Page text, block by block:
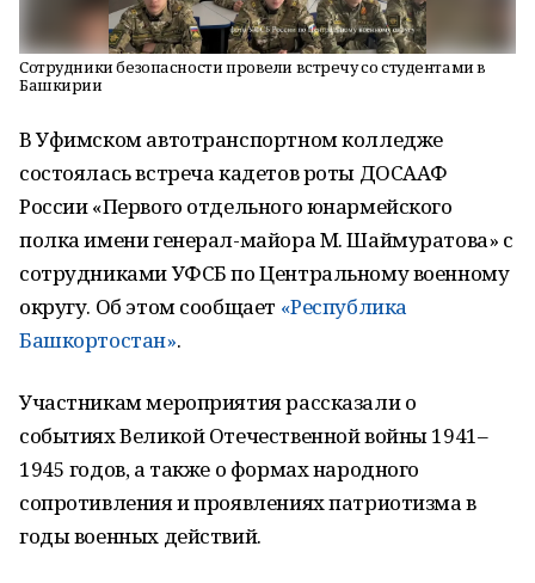
Сотрудники безопасности провели встречу со студентами в
Башкирии
В Уфимском автотранспортном колледже
состоялась встреча кадетов роты ДОСААФ
России «Первого отдельного юнармейского
полка имени генерал-майора М. Шаймуратова» с
сотрудниками УФСБ по Центральному военному
округу. Об этом сообщает «Республика
Башкортостан».
Участникам мероприятия рассказали о
событиях Великой Отечественной войны 1941–
1945 годов, а также о формах народного
сопротивления и проявлениях патриотизма в
годы военных действий.